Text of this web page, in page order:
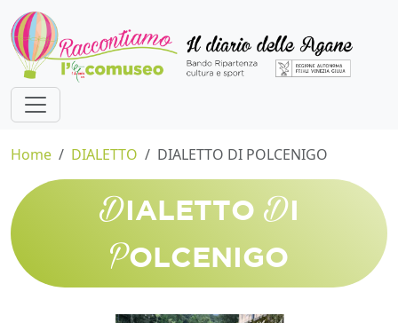
Home DIALETTO DIALETTO DI POLCENIGO
D IALETTO D
POLCENIGO